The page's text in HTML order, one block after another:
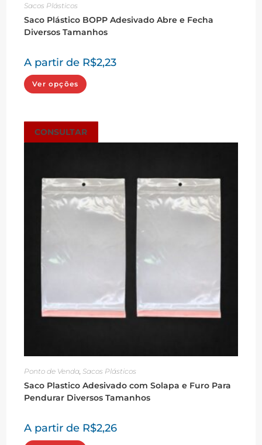
Sacos Plásticos
Saco Plástico BOPP Adesivado Abre e Fecha
Diversos Tamanhos
A partir de R$2,23
Ver opções produto
As
opções
podem
ser
do
produto
CONSULTAR
Ponto de Venda ,Sacos Plásticos
Saco Plastico Adesivado com Solapa e Furo Para
Pendurar Diversos Tamanhos
A partir de R$2,26